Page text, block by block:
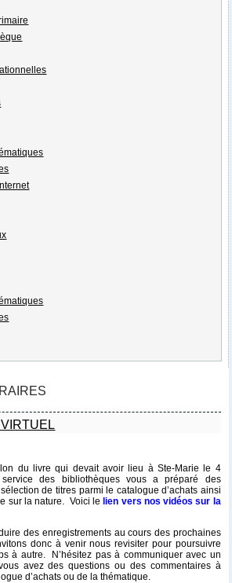
du livre qui devait avoir lieu à Ste-Marie le 4
service des bibliothèques vous a préparé des
de titres parmi le catalogue d’achats ainsi
sur la nature. Voici lelien vers nos vidéos sur la
des enregistrements au cours des prochaines
donc à venir nous revisiter pour poursuivre
à autre. N’hésitez pas à communiquer avec un
avez des questions ou des commentaires à
d’achats ou de la thématique.